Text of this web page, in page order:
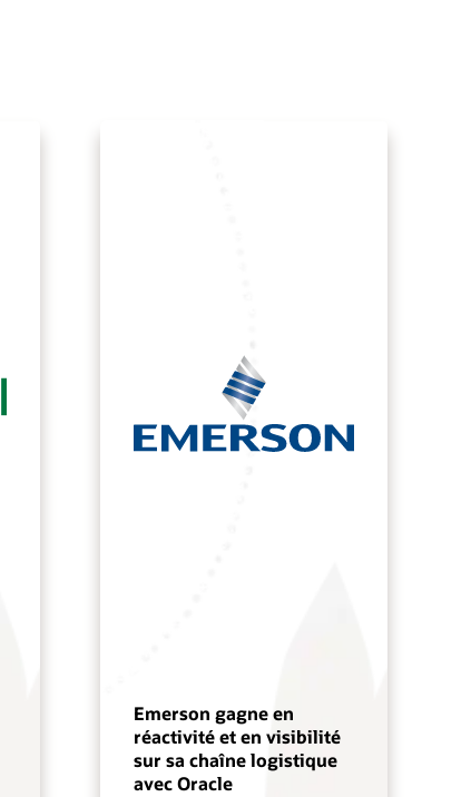
Emerson gagne en
réactivité et en visibilité
sur sa chaîne logistique
avec Oracle